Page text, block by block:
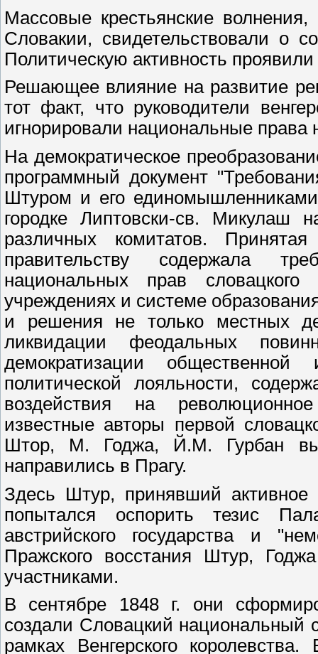
Массовые крестьянские
Словакии, свидетельствовали о
Политическую активность
Решающее влияние на развитие
тот факт, что руководители
игнорировали национальные права
На демократическое
программный документ
Штуром и его
городке Липтовски-св. Микулаш
различных комитатов.
правительству содержала
национальных прав
учреждениях и системе
и решения не только местных
ликвидации феодальных
демократизации
политической лояльности,
воздействия на
известные авторы первой
Штор, М. Годжа, Й.М. Гурбан
направились в Прагу.
Здесь Штур, принявший активное
попытался оспорить тезис
австрийского государства и
Пражского восстания Штур,
участниками.
В сентябре 1848 г. они
создали Словацкий национальный
рамках Венгерского